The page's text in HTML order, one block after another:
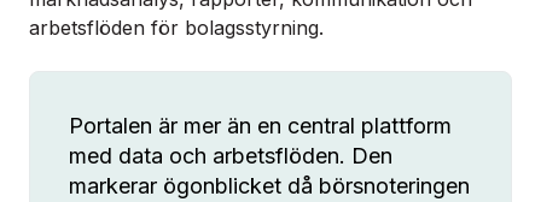
arbetsflöden för bolagsstyrning.
Portalen är mer än en central plattform
med data och arbetsflöden. Den
markerar ögonblicket då börsnoteringen